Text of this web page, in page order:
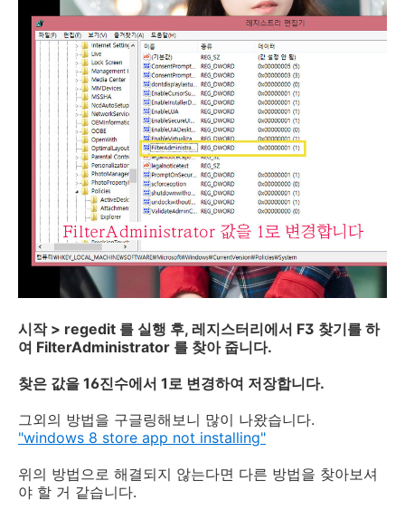
시작 > regedit 를 실행 후, 레지스터리에서 F3 찾기를 하
여 FilterAdministrator 를 찾아 줍니다.
찾은 값을 16진수에서 1로 변경하여 저장합니다.
그외의 방법을 구글링해보니 많이 나왔습니다.
"windows 8 store app not installing"
위의 방법으로 해결되지 않는다면 다른 방법을 찾아보셔
야 할 거 같습니다.